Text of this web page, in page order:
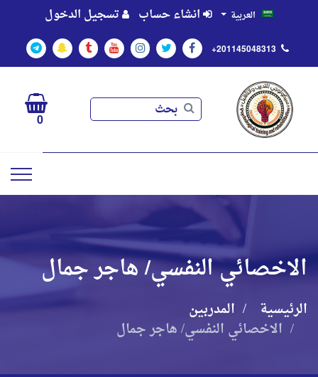
العربية انشاء حساب تسجيل الدخول
+201145048313
بحث 0
الاخصائي النفسي/ هاجر جمال
الرئيسية
المدربين
الاخصائي النفسي/ هاجر جمال